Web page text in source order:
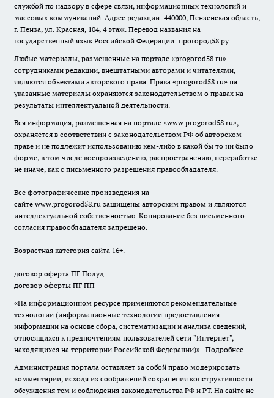
службой по надзору в сфере связи, информационных технологий и
массовых коммуникаций. Адрес редакции: 440000, Пензенская область,
г. Пенза, ул. Красная, 104, 4 этаж. Перевод названия на
государственный язык Российской Федерации: прогород58.ру.
Любые материалы, размещенные на портале «progorod58.ru»
сотрудниками редакции, внештатными авторами и читателями,
являются объектами авторского права. Права «progorod58.ru» на
указанные материалы охраняются законодательством о правах на
результаты интеллектуальной деятельности.
Вся информация, размещенная на портале «www.progorod58.ru»,
охраняется в соответствии с законодательством РФ об авторском
праве и не подлежит использованию кем-либо в какой бы то ни было
форме, в том числе воспроизведению, распространению, переработке
не иначе, как с письменного разрешения правообладателя.
Все фотографические произведения на
сайте www.progorod58.ru защищены авторским правом и являются
интеллектуальной собственностью. Копирование без письменного
согласия правообладателя запрещено.
Возрастная категория сайта 16+.
договор оферта ПГ Полуд
договор оферты ПГ ПП
«На информационном ресурсе применяются рекомендательные
технологии (информационные технологии предоставления
информации на основе сбора, систематизации и анализа сведений,
относящихся к предпочтениям пользователей сети "Интернет",
находящихся на территории Российской Федерации)». Подробнее
Администрация портала оставляет за собой право модерировать
комментарии, исходя из соображений сохранения конструктивности
обсуждения тем и соблюдения законодательства РФ и РТ. На сайте не